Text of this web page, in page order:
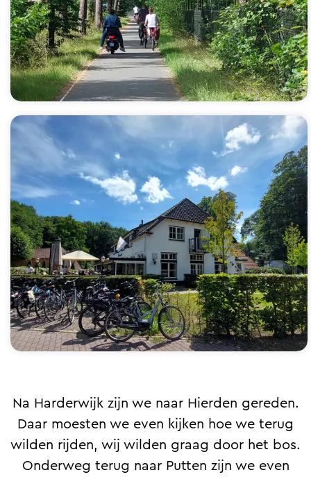
Na Harderwijk zijn we naar Hierden gereden.
Daar moesten we even kijken hoe we terug
wilden rijden, wij wilden graag door het bos.
Onderweg terug naar Putten zijn we even